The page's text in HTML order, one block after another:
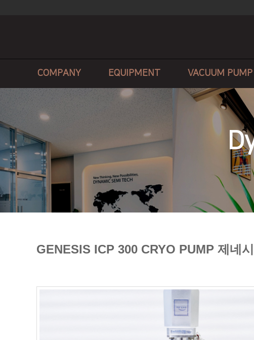
COMPANY EQUIPMENT VACUUM PUMP
GENESIS ICP 300 CRYO PUMP 제네